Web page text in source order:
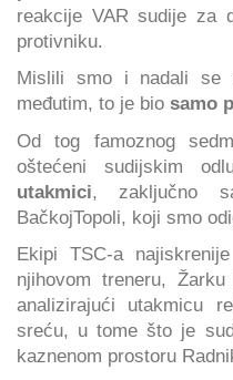
reakcije VAR sudije za
protivniku.
Mislili smo i nadali se
međutim, to je bio samo
Od tog famoznog
oštećeni sudijskim
utakmici, zaključno
BačkojTopoli, koji smo
Ekipi TSC-a
njihovom treneru,
analizirajući utakmicu
sreću, u tome što je
kaznenom prostoru